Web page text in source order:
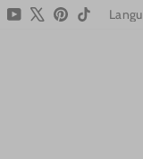
YouTube Pinterest
TikTok